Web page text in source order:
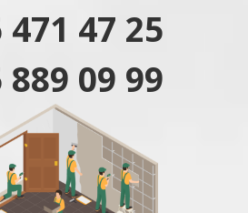
471 47 25
889 09 99